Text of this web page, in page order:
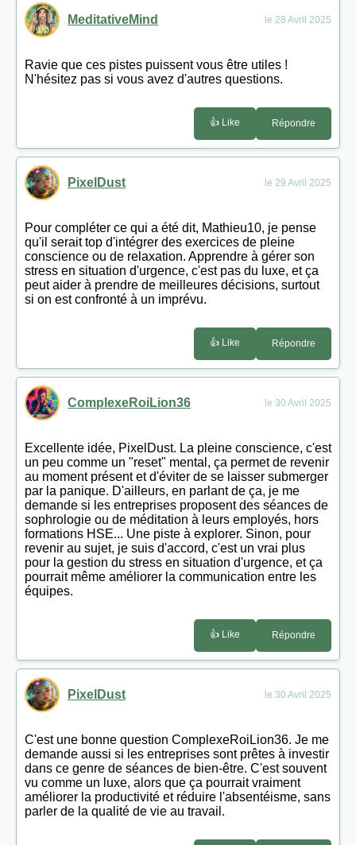
MeditativeMind le 28 Avril 2025
Ravie que ces pistes puissent vous être utiles !
N'hésitez pas si vous avez d'autres questions.
👍 Like Répondre
PixelDust le 29 Avril 2025
Pour compléter ce qui a été dit, Mathieu10, je pense
qu'il serait top d'intégrer des exercices de pleine
conscience ou de relaxation. Apprendre à gérer son
stress en situation d'urgence, c'est pas du luxe, et ça
peut aider à prendre de meilleures décisions, surtout
si on est confronté à un imprévu.
👍 Like Répondre
ComplexeRoiLion36 le 30 Avril 2025
Excellente idée, PixelDust. La pleine conscience, c'est
un peu comme un "reset" mental, ça permet de revenir
au moment présent et d'éviter de se laisser submerger
par la panique. D'ailleurs, en parlant de ça, je me
demande si les entreprises proposent des séances de
sophrologie ou de méditation à leurs employés, hors
formations HSE... Une piste à explorer. Sinon, pour
revenir au sujet, je suis d'accord, c'est un vrai plus
pour la gestion du stress en situation d'urgence, et ça
pourrait même améliorer la communication entre les
équipes.
👍 Like Répondre
PixelDust le 30 Avril 2025
C'est une bonne question ComplexeRoiLion36. Je me
demande aussi si les entreprises sont prêtes à investir
dans ce genre de séances de bien-être. C'est souvent
vu comme un luxe, alors que ça pourrait vraiment
améliorer la productivité et réduire l'absentéisme, sans
parler de la qualité de vie au travail.